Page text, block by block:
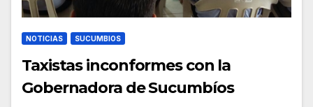
NOTICIAS SUCUMBIOS
Taxistas inconformes con la
Gobernadora de Sucumbíos